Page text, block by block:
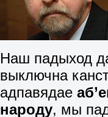
Наш падыход
выключна
адпавядае
народу, мы